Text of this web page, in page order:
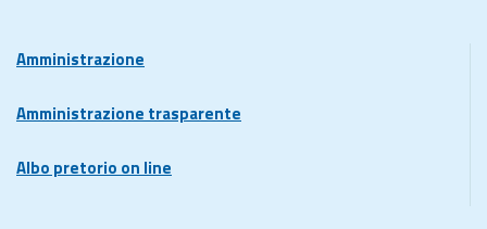
Amministrazione
Amministrazione trasparente
Albo pretorio on line